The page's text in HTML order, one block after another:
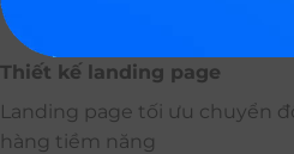
Thiết kế landing page
Landing page tối ưu chuyển
hàng tiềm năng